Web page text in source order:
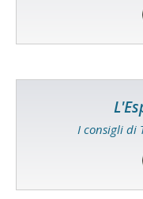
I consigli di